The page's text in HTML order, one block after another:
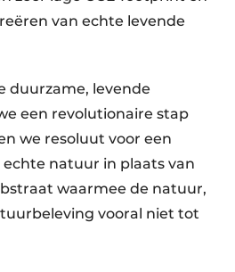
van echte levende
duurzame, levende
een revolutionaire stap
we resoluut voor een
echte natuur in plaats van
waarmee de natuur,
vooral niet tot